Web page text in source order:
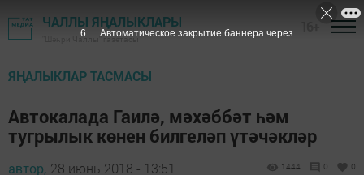
ЧАЛЛЫ ЯҢАЛЫКЛАРЫ
"Шәһри Чаллы" газетасы
ЯҢАЛЫКЛАР ТАСМАСЫ
Автокалада Гаилә, мәхәббәт һәм
тугрылык көнен билгеләп үтәчәкләр
автор, 28 июнь 2018 - 13:51 1444 0 0
5 Автоматическое закрытие баннера через